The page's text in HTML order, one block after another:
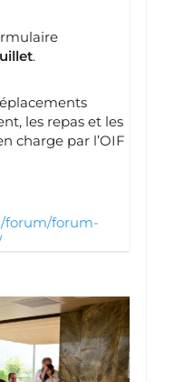
.
les repas et les
charge par l’OIF
forum/forum-